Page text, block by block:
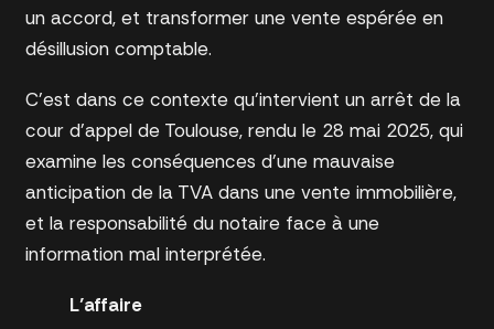
un accord, et transformer une vente espérée en
désillusion comptable.
C’est dans ce contexte qu’intervient un arrêt de la
cour d’appel de Toulouse, rendu le 28 mai 2025, qui
examine les conséquences d’une mauvaise
anticipation de la TVA dans une vente immobilière,
et la responsabilité du notaire face à une
information mal interprétée.
L’affaire